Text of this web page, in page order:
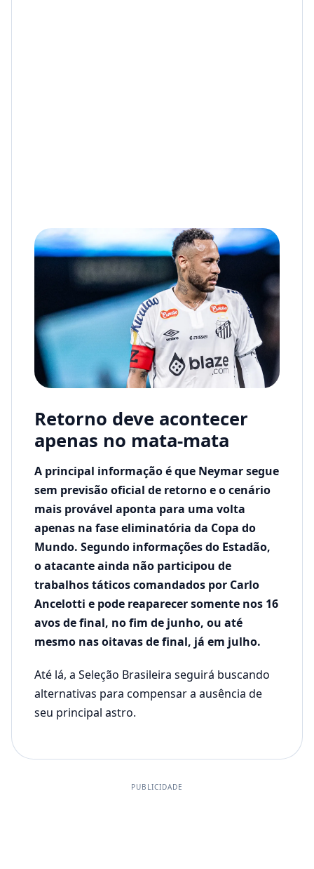
Retorno deve acontecer
apenas no mata-mata
A principal informação é que Neymar segue
sem previsão oficial de retorno e o cenário
mais provável aponta para uma volta
apenas na fase eliminatória da Copa do
Mundo. Segundo informações do Estadão,
o atacante ainda não participou de
trabalhos táticos comandados por Carlo
Ancelotti e pode reaparecer somente nos 16
avos de final, no fim de junho, ou até
mesmo nas oitavas de final, já em julho.
Até lá, a Seleção Brasileira seguirá buscando
alternativas para compensar a ausência de
seu principal astro.
PUBLICIDADE